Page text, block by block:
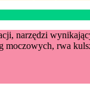
narzędzi
moczowych, rwa